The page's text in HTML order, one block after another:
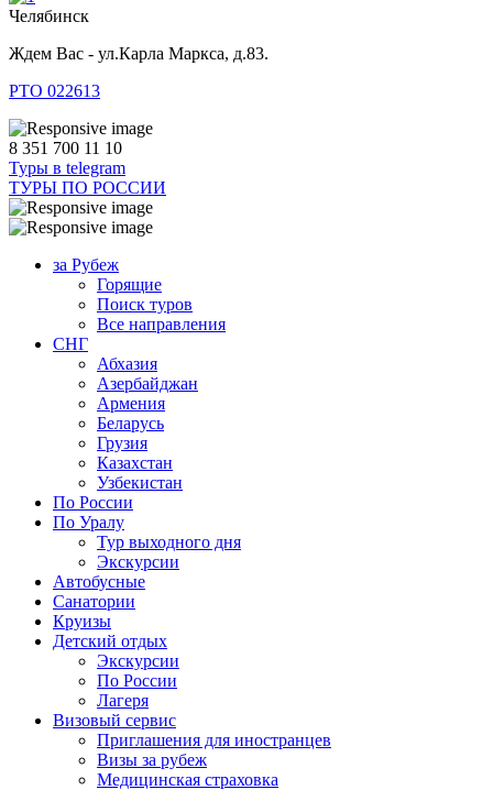
Челябинск
Ждем Вас - ул.Карла Маркса, д.83.
РТО 022613
8 351 700 11 10
Туры в telegram
ТУРЫ ПО РОССИИ
за Рубеж
Горящие
Поиск туров
Все направления
СНГ
Абхазия
Азербайджан
Армения
Беларусь
Грузия
Казахстан
Узбекистан
По России
По Уралу
Тур выходного дня
Экскурсии
Автобусные
Санатории
Круизы
Детский отдых
Экскурсии
По России
Лагеря
Визовый сервис
Приглашения для иностранцев
Визы за рубеж
Медицинская страховка